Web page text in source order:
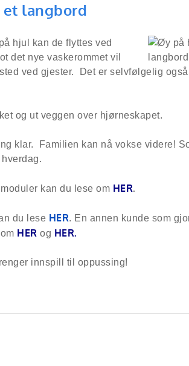
langbord
hjul kan de flyttes ved
det nye vaskerommet vil
ved gjester. Det er selvfølgelig
og ut veggen over hjørneskapet.
klar. Familien kan nå vokse videre!
kan du lese om HER.
du lese HER. En annen kunde som
HER og HER.
innspill til oppussing!